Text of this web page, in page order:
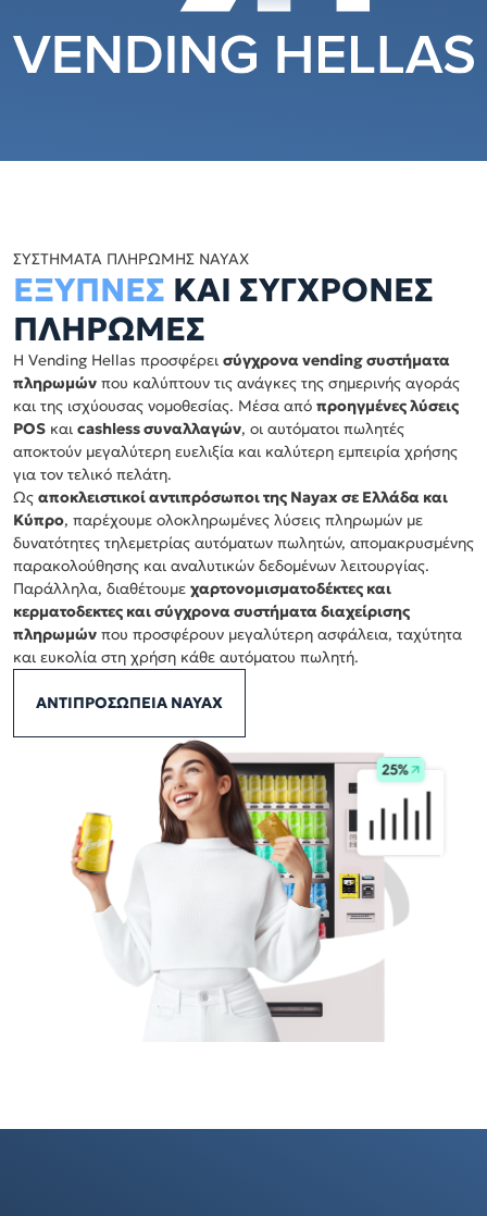
ΣΥΣΤΗΜΑΤΑ ΠΛΗΡΩΜΗΣ NAYAX
ΕΞΥΠΝΕΣ ΚΑΙ ΣΥΓΧΡΟΝΕΣ
ΠΛΗΡΩΜΕΣ
Η Vending Hellas προσφέρει σύγχρονα vending συστήματα
πληρωμών που καλύπτουν τις ανάγκες της σημερινής αγοράς
και της ισχύουσας νομοθεσίας. Μέσα από προηγμένες λύσεις
POS και cashless συναλλαγών, οι αυτόματοι πωλητές
αποκτούν μεγαλύτερη ευελιξία και καλύτερη εμπειρία χρήσης
για τον τελικό πελάτη.
Ως αποκλειστικοί αντιπρόσωποι της Nayax σε Ελλάδα και
Κύπρο, παρέχουμε ολοκληρωμένες λύσεις πληρωμών με
δυνατότητες τηλεμετρίας αυτόματων πωλητών, απομακρυσμένης
παρακολούθησης και αναλυτικών δεδομένων λειτουργίας.
Παράλληλα, διαθέτουμε χαρτονομισματοδέκτες και
κερματοδεκτες και σύγχρονα συστήματα διαχείρισης
πληρωμών που προσφέρουν μεγαλύτερη ασφάλεια, ταχύτητα
και ευκολία στη χρήση κάθε αυτόματου πωλητή.
ΑΝΤΙΠΡΟΣΩΠΕΙΑ NAYAX